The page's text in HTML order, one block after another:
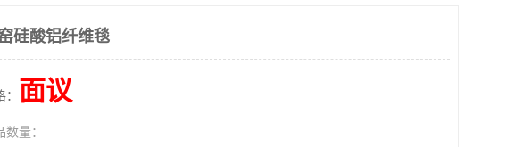
硅酸铝纤维毯
面议
数量：